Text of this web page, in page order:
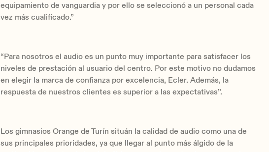
equipamiento de vanguardia y por ello se seleccionó a un personal cada
vez más cualificado.”
“Para nosotros el audio es un punto muy importante para satisfacer los
niveles de prestación al usuario del centro. Por este motivo no dudamos
en elegir la marca de confianza por excelencia, Ecler. Además, la
respuesta de nuestros clientes es superior a las expectativas”.
Los gimnasios Orange de Turín situán la calidad de audio como una de
sus principales prioridades, ya que llegar al punto más álgido de la